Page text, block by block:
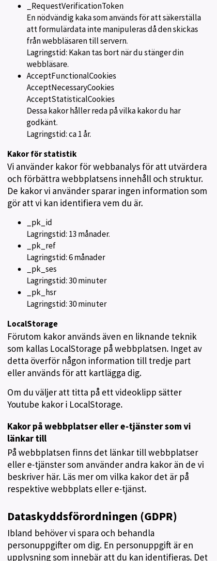
_RequestVerificationToken
En nödvändig kaka som används för att säkerställa
att formulärdata inte manipuleras då den skickas
från webbläsaren till servern.
Lagringstid: Kakan tas bort när du stänger din
webbläsare.
AcceptFunctionalCookies
AcceptNecessaryCookies
AcceptStatisticalCookies
Dessa kakor håller reda på vilka kakor du har
godkänt.
Lagringstid: ca 1 år.
Kakor för statistik
Vi använder kakor för webbanalys för att utvärdera
och förbättra webbplatsens innehåll och struktur.
De kakor vi använder sparar ingen information som
gör att vi kan identifiera vem du är.
_pk_id
Lagringstid: 13 månader.
_pk_ref
Lagringstid: 6 månader
_pk_ses
Lagringstid: 30 minuter
_pk_hsr
Lagringstid: 30 minuter
LocalStorage
Förutom kakor används även en liknande teknik
som kallas LocalStorage på webbplatsen. Inget av
detta överför någon information till tredje part
eller används för att kartlägga dig.
Om du väljer att titta på ett videoklipp sätter
Youtube kakor i LocalStorage.
Kakor på webbplatser eller e-tjänster som vi
länkar till
På webbplatsen finns det länkar till webbplatser
eller e-tjänster som använder andra kakor än de vi
beskriver här. Läs mer om vilka kakor det är på
respektive webbplats eller e-tjänst.
Dataskyddsförordningen (GDPR)
Ibland behöver vi spara och behandla
personuppgifter om dig. En personuppgift är en
upplysning som innebär att du kan identifieras. Det